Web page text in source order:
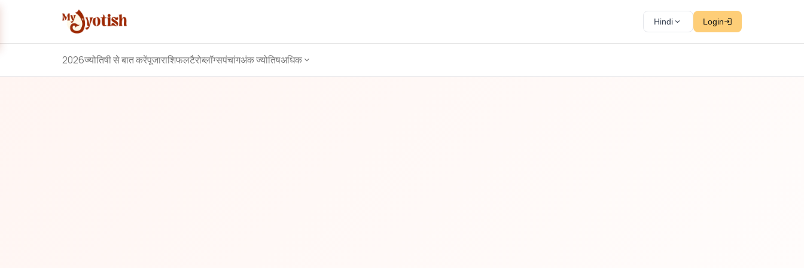
Hindi Login
2026ज्योतिषी से बात करेंपूजाराशिफलटैरोब्लॉग्सपंचांगअंक ज्योतिषअधिक